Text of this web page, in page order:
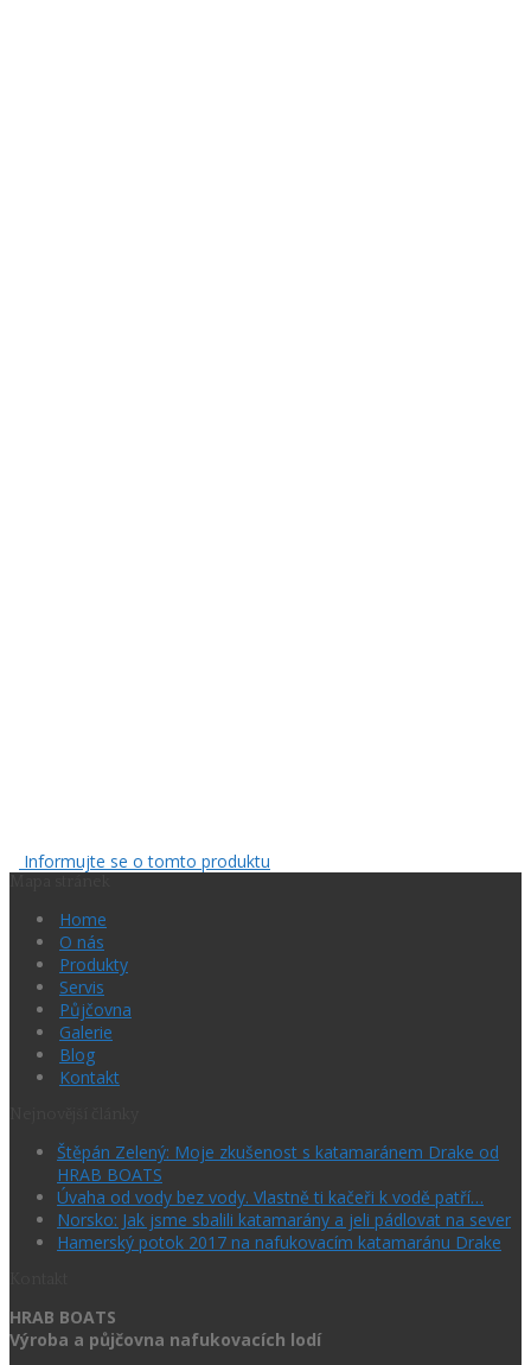
Informujte se o tomto produktu
Home
O nás
Produkty
Servis
Půjčovna
Galerie
Blog
Kontakt
Štěpán Zelený: Moje zkušenost s katamaránem Drake od
HRAB BOATS
Úvaha od vody bez vody. Vlastně ti kačeři k vodě patří…
Norsko: Jak jsme sbalili katamarány a jeli pádlovat na sever
Hamerský potok 2017 na nafukovacím katamaránu Drake
HRAB BOATS
Výroba a půjčovna nafukovacích lodí